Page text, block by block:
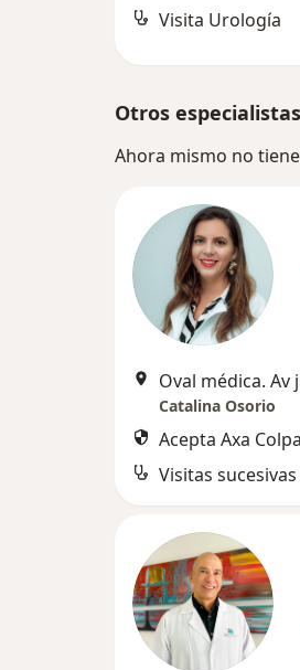
Visita Urología
Otros
Ahora mismo no
Catalina Osorio
Acepta Axa
Visitas